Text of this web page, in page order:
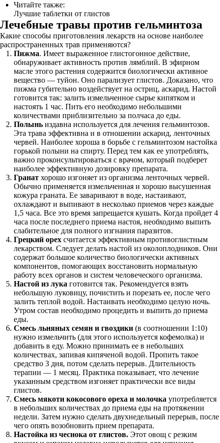
Читайте также:
Лучшие таблетки от глистов
Лечебные травы против гельминтоза
Какие способы приготовления лекарств на основе наиболее
распространенных трав применяются?
Пижма. Имеет выраженное глистогонное действие,
обнаруживает активность против лямблий. В эфирном
масле этого растения содержится биологически активное
вещество — туйон. Оно парализует глистов. Доказано, что
пижма губительно воздействует на остриц, аскарид. Настой
готовится так: залить измельченное сырье кипятком и
настоять 1 час. Пить его необходимо небольшими
количествами приблизительно за полчаса до еды.
Полынь издавна используется для лечения гельминтозов.
Эта трава эффективна и в отношении аскарид, ленточных
червей. Наиболее хороша в борьбе с гельминтозом настойка
горькой полыни на спирту. Перед тем как ее употреблять,
важно проконсультироваться с врачом, который подберет
наиболее эффективную дозировку препарата.
Гранат хорошо изгоняет из организма ленточных червей.
Обычно применяется измельченная и хорошо высушенная
кожура граната. Ее заваривают в воде, настаивают,
охлаждают и выпивают в несколько приемов через каждые
1,5 часа. Все это время запрещается кушать. Когда пройдет 4
часа после последнего приема настоя, необходимо выпить
слабительное для полного изгнания паразитов.
Грецкий орех считается эффективным противоглистным
лекарством. Следует делать настой из околоплодников. Они
содержат большое количество биологически активных
компонентов, помогающих восстановить нормальную
работу всех органов и систем человеческого организма.
Настой из лука готовится так. Рекомендуется взять
небольшую луковицу, почистить и порезать ее, после чего
залить теплой водой. Настаивать необходимо целую ночь.
Утром состав необходимо процедить и выпить до приема
еды.
Смесь льняных семян и гвоздики (в соотношении 1:10)
нужно измельчить (для этого используется кофемолка) и
добавить в еду. Можно принимать ее в небольших
количествах, запивая кипяченой водой. Пропить такое
средство 3 дня, потом сделать перерыв. Длительность
терапии — 1 месяц. Практика показывает, что лечение
указанным средством изгоняет практически все виды
глистов.
Смесь мякоти кокосового ореха и молочка употребляется
в небольших количествах до приема еды на протяжении
недели. Затем нужно сделать двухнедельный перерыв, после
чего опять возобновить прием препарата.
Настойка из чеснока от глистов. Этот овощ с резким